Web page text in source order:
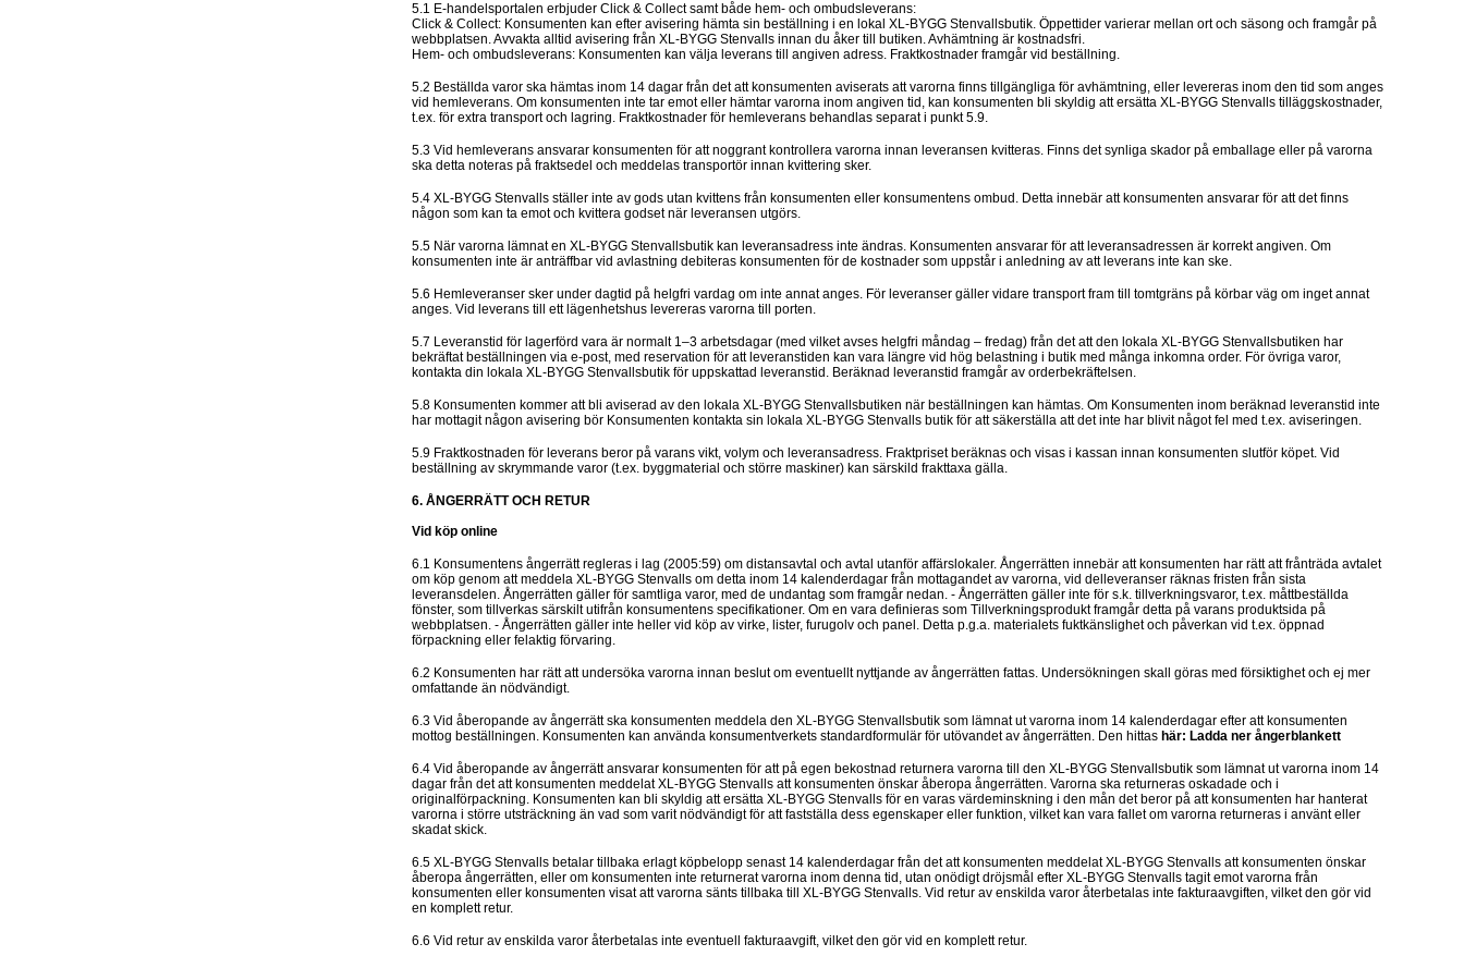
5.1 E-handelsportalen erbjuder Click & Collect samt både hem- och ombudsleverans:
Click & Collect: Konsumenten kan efter avisering hämta sin beställning i en lokal XL-BYGG Stenvallsbutik. Öppettider varierar mellan ort och säsong och framgår på
webbplatsen. Avvakta alltid avisering från XL-BYGG Stenvalls innan du åker till butiken. Avhämtning är kostnadsfri.
Hem- och ombudsleverans: Konsumenten kan välja leverans till angiven adress. Fraktkostnader framgår vid beställning.
5.2 Beställda varor ska hämtas inom 14 dagar från det att konsumenten aviserats att varorna finns tillgängliga för avhämtning, eller levereras inom den tid som anges
vid hemleverans. Om konsumenten inte tar emot eller hämtar varorna inom angiven tid, kan konsumenten bli skyldig att ersätta XL-BYGG Stenvalls tilläggskostnader,
t.ex. för extra transport och lagring. Fraktkostnader för hemleverans behandlas separat i punkt 5.9.
5.3 Vid hemleverans ansvarar konsumenten för att noggrant kontrollera varorna innan leveransen kvitteras. Finns det synliga skador på emballage eller på varorna
ska detta noteras på fraktsedel och meddelas transportör innan kvittering sker.
5.4 XL-BYGG Stenvalls ställer inte av gods utan kvittens från konsumenten eller konsumentens ombud. Detta innebär att konsumenten ansvarar för att det finns
någon som kan ta emot och kvittera godset när leveransen utgörs.
5.5 När varorna lämnat en XL-BYGG Stenvallsbutik kan leveransadress inte ändras. Konsumenten ansvarar för att leveransadressen är korrekt angiven. Om
konsumenten inte är anträffbar vid avlastning debiteras konsumenten för de kostnader som uppstår i anledning av att leverans inte kan ske.
5.6 Hemleveranser sker under dagtid på helgfri vardag om inte annat anges. För leveranser gäller vidare transport fram till tomtgräns på körbar väg om inget annat
anges. Vid leverans till ett lägenhetshus levereras varorna till porten.
5.7 Leveranstid för lagerförd vara är normalt 1–3 arbetsdagar (med vilket avses helgfri måndag – fredag) från det att den lokala XL-BYGG Stenvallsbutiken har
bekräftat beställningen via e-post, med reservation för att leveranstiden kan vara längre vid hög belastning i butik med många inkomna order. För övriga varor,
kontakta din lokala XL-BYGG Stenvallsbutik för uppskattad leveranstid. Beräknad leveranstid framgår av orderbekräftelsen.
5.8 Konsumenten kommer att bli aviserad av den lokala XL-BYGG Stenvallsbutiken när beställningen kan hämtas. Om Konsumenten inom beräknad leveranstid inte
har mottagit någon avisering bör Konsumenten kontakta sin lokala XL-BYGG Stenvalls butik för att säkerställa att det inte har blivit något fel med t.ex. aviseringen.
5.9 Fraktkostnaden för leverans beror på varans vikt, volym och leveransadress. Fraktpriset beräknas och visas i kassan innan konsumenten slutför köpet. Vid
beställning av skrymmande varor (t.ex. byggmaterial och större maskiner) kan särskild frakttaxa gälla.
6. ÅNGERRÄTT OCH RETUR
Vid köp online
6.1 Konsumentens ångerrätt regleras i lag (2005:59) om distansavtal och avtal utanför affärslokaler. Ångerrätten innebär att konsumenten har rätt att frånträda avtalet
om köp genom att meddela XL-BYGG Stenvalls om detta inom 14 kalenderdagar från mottagandet av varorna, vid delleveranser räknas fristen från sista
leveransdelen. Ångerrätten gäller för samtliga varor, med de undantag som framgår nedan. - Ångerrätten gäller inte för s.k. tillverkningsvaror, t.ex. måttbeställda
fönster, som tillverkas särskilt utifrån konsumentens specifikationer. Om en vara definieras som Tillverkningsprodukt framgår detta på varans produktsida på
webbplatsen. - Ångerrätten gäller inte heller vid köp av virke, lister, furugolv och panel. Detta p.g.a. materialets fuktkänslighet och påverkan vid t.ex. öppnad
förpackning eller felaktig förvaring.
6.2 Konsumenten har rätt att undersöka varorna innan beslut om eventuellt nyttjande av ångerrätten fattas. Undersökningen skall göras med försiktighet och ej mer
omfattande än nödvändigt.
6.3 Vid åberopande av ångerrätt ska konsumenten meddela den XL-BYGG Stenvallsbutik som lämnat ut varorna inom 14 kalenderdagar efter att konsumenten
mottog beställningen. Konsumenten kan använda konsumentverkets standardformulär för utövandet av ångerrätten. Den hittas här: Ladda ner ångerblankett
6.4 Vid åberopande av ångerrätt ansvarar konsumenten för att på egen bekostnad returnera varorna till den XL-BYGG Stenvallsbutik som lämnat ut varorna inom 14
dagar från det att konsumenten meddelat XL-BYGG Stenvalls att konsumenten önskar åberopa ångerrätten. Varorna ska returneras oskadade och i
originalförpackning. Konsumenten kan bli skyldig att ersätta XL-BYGG Stenvalls för en varas värdeminskning i den mån det beror på att konsumenten har hanterat
varorna i större utsträckning än vad som varit nödvändigt för att fastställa dess egenskaper eller funktion, vilket kan vara fallet om varorna returneras i använt eller
skadat skick.
6.5 XL-BYGG Stenvalls betalar tillbaka erlagt köpbelopp senast 14 kalenderdagar från det att konsumenten meddelat XL-BYGG Stenvalls att konsumenten önskar
åberopa ångerrätten, eller om konsumenten inte returnerat varorna inom denna tid, utan onödigt dröjsmål efter XL-BYGG Stenvalls tagit emot varorna från
konsumenten eller konsumenten visat att varorna sänts tillbaka till XL-BYGG Stenvalls. Vid retur av enskilda varor återbetalas inte fakturaavgiften, vilket den gör vid
en komplett retur.
6.6 Vid retur av enskilda varor återbetalas inte eventuell fakturaavgift, vilket den gör vid en komplett retur.